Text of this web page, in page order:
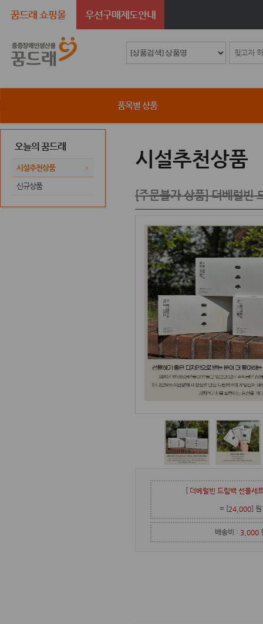
꿈드래 쇼핑몰 우선구매제도안내
품목별 상품
오늘의 꿈드래
시설추천상품
신규상품
시설추천상품
[주문불가 상품] 더베럴빈
[ 더베럴빈 드립백 선물세
= [24,000] 원
배송비 : 3,000